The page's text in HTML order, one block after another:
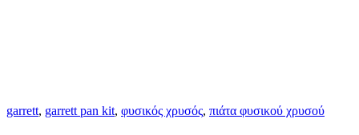
garrett, garrett pan kit, φυσικός χρυσός, πιάτα φυσικού χρυσού